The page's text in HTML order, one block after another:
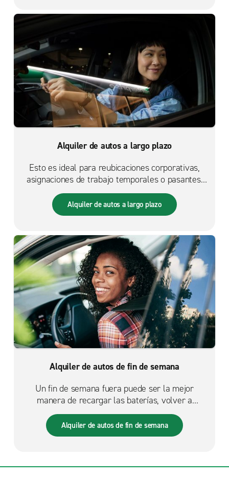
Alquiler de autos a largo plazo
Esto es ideal para reubicaciones corporativas,
asignaciones de trabajo temporales o pasantes.
También se puede usar mientras se espera la
llegada de un auto nuevo para la flota. Se trata
de flexibilidad de alquiler a corto plazo con
Alquiler de autos a largo plazo
Alquiler de autos de fin de semana
Un fin de semana fuera puede ser la mejor
manera de recargar las baterías, volver a
conectarse con la familia o ponerse al día con los
amigos. Convierte cualquier viaje rápido en uno
con recuerdos duraderos con la ayuda de
Alquiler de autos de fin de semana